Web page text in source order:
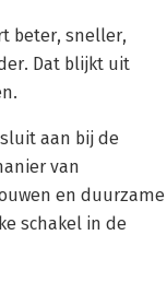
beter, sneller,
Dat blijkt uit
aan bij de
van
en duurzame
schakel in de